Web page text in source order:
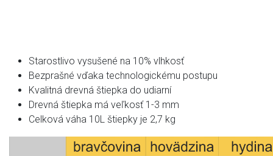
Starostlivo vysušené na 10% vlhkosť
Bezprašné vďaka technologickému postupu
Kvalitná drevná štiepka do udiarní
Drevná štiepka má veľkosť 1-3 mm
Celková váha 10L štiepky je 2,7 kg